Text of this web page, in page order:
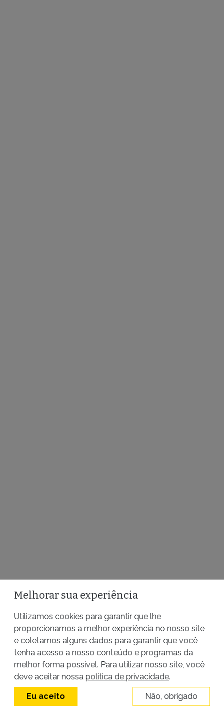
Melhorar sua experiência
Utilizamos cookies para garantir que lhe
proporcionamos a melhor experiência no nosso site
e coletamos alguns dados para garantir que você
tenha acesso a nosso conteúdo e programas da
melhor forma possível. Para utilizar nosso site, você
deve aceitar nossa política de privacidade.
Eu aceito Não, obrigado